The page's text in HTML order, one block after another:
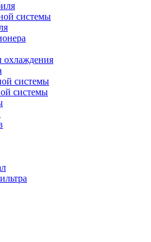
системы
охлаждения
системы
системы